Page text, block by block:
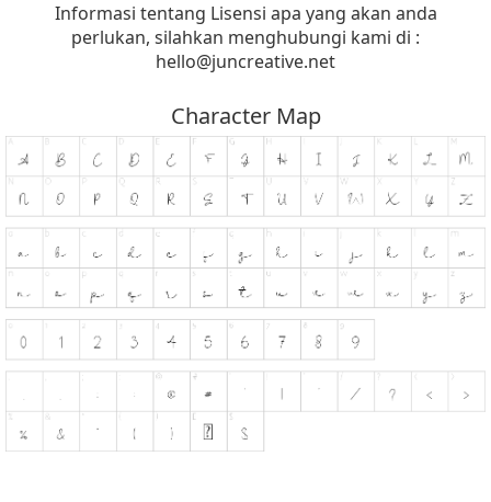
Informasi tentang Lisensi apa yang akan anda
perlukan, silahkan menghubungi kami di :
hello@juncreative.net
Character Map